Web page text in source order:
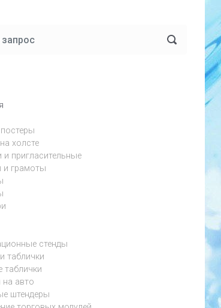
холсте
и пригласительные
грамоты
стенды
таблички
таблички
на авто
штендеры